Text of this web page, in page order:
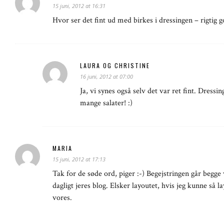
15 juni, 2012 at 16:31
Hvor ser det fint ud med birkes i dressingen – rigtig
LAURA OG CHRISTINE
16 juni, 2012 at 07:00
Ja, vi synes også selv det var ret fint.
mange salater! :)
MARIA
15 juni, 2012 at 17:13
Tak for de søde ord, piger :-) Begejstringen går
dagligt jeres blog. Elsker layoutet, hvis jeg kunne så
vores.